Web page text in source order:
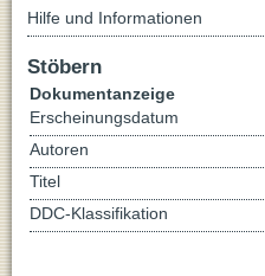
Hilfe und Informationen
Stöbern
Dokumentanzeige
Erscheinungsdatum
Autoren
Titel
DDC-Klassifikation